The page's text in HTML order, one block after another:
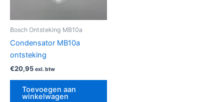
Bosch Ontsteking MB10a
Condensator MB10a
ontsteking
€20,95 exl. btw
Toevoegen aan
winkelwagen